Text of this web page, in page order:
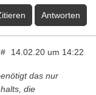
Antworten
# 14.02.20 um 14:22
das nur
die